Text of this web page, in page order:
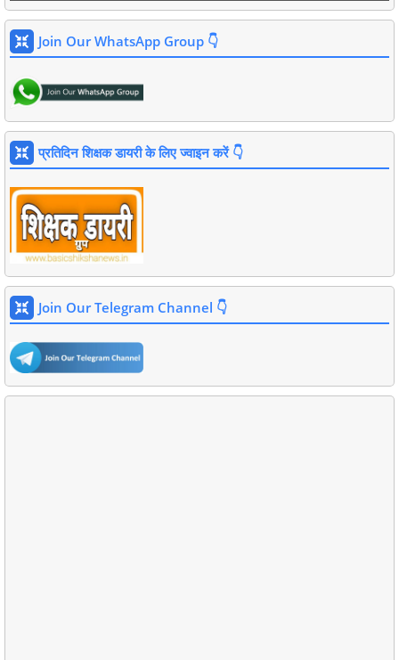
Join Our WhatsApp Group 👇
प्रतिदिन शिक्षक डायरी के लिए ज्वाइन करें 👇
Join Our Telegram Channel 👇